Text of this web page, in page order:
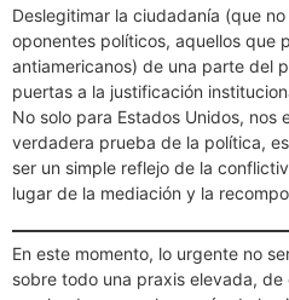
Deslegitimar la ciudadanía (que
oponentes políticos, aquellos que
antiamericanos) de una parte del
puertas a la justificación
No solo para Estados Unidos, nos
verdadera prueba de la política,
ser un simple reflejo de la
lugar de la mediación y la
En este momento, lo urgente no
sobre todo una praxis elevada,